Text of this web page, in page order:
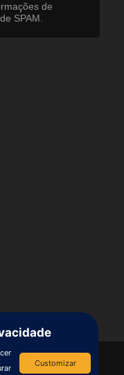
de
SPAM.
Customizar